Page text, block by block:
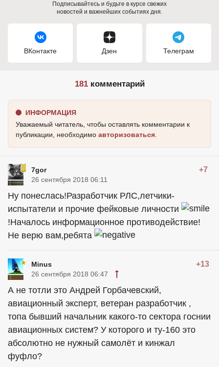
Подписывайтесь и будьте в курсе свежих
новостей и важнейших событиях дня.
ВКонтакте Дзен Телеграм
181комментарий
ИНФОРМАЦИЯ
Уважаемый читатель, чтобы оставлять комментарии к
публикации, необходимо авторизоваться
7gor +7
26 сентября 2018 06:11
Ну понеслась!Разработчик РЛС,летчики-
испытатели и прочие фейковые личности
!Началось информационное противодействие!
Не верю вам,ребята
Minus +13
26 сентября 2018 06:47
А не тотли это Андрей Горбачевский,
авиационный эксперт, ветеран разработчик ,
топа бывший начальник какого-то сектора госнии
авиационных систем? У которого и ту-160 это
абсолютно не нужный самолёт и кинжал
фуфло?